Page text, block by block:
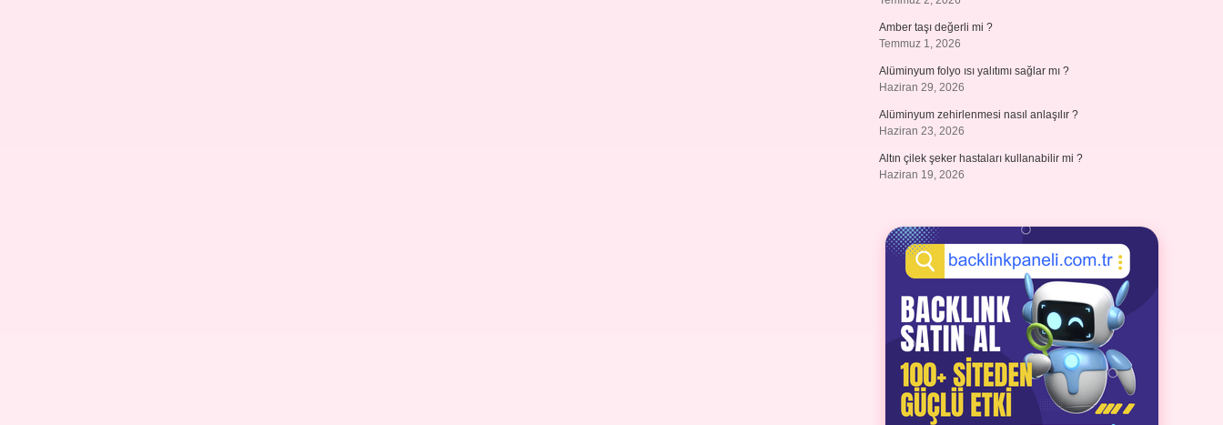
Amber taşı değerli mi ?
Temmuz 1, 2026
Alüminyum folyo ısı yalıtımı sağlar mı ?
Haziran 29, 2026
Alüminyum zehirlenmesi nasıl anlaşılır ?
Haziran 23, 2026
Altın çilek şeker hastaları kullanabilir mi ?
Haziran 19, 2026